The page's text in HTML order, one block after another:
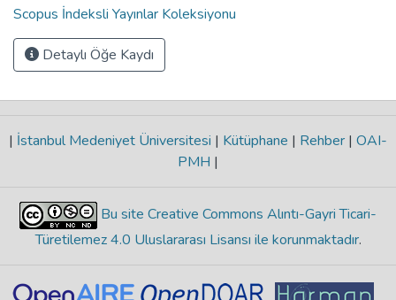
Scopus İndeksli Yayınlar Koleksiyonu
Detaylı Öğe Kaydı
| İstanbul Medeniyet Üniversitesi | Kütüphane | Rehber | OAI-
PMH |
Bu site Creative Commons Alıntı-Gayri Ticari-
Türetilemez 4.0 Uluslararası Lisansı ile korunmaktadır.